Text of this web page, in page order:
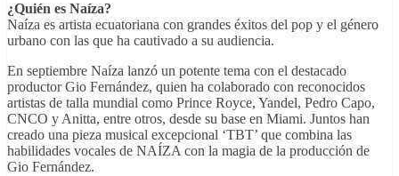
¿Quién es Naíza?
Naíza es artista ecuatoriana con grandes éxitos del pop y el género
urbano con las que ha cautivado a su audiencia.
En septiembre Naíza lanzó un potente tema con el destacado
productor Gio Fernández, quien ha colaborado con reconocidos
artistas de talla mundial como Prince Royce, Yandel, Pedro Capo,
CNCO y Anitta, entre otros, desde su base en Miami. Juntos han
creado una pieza musical excepcional ‘TBT’ que combina las
habilidades vocales de NAÍZA con la magia de la producción de
Gio Fernández.